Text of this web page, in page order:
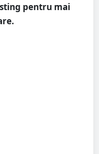
pentru mai